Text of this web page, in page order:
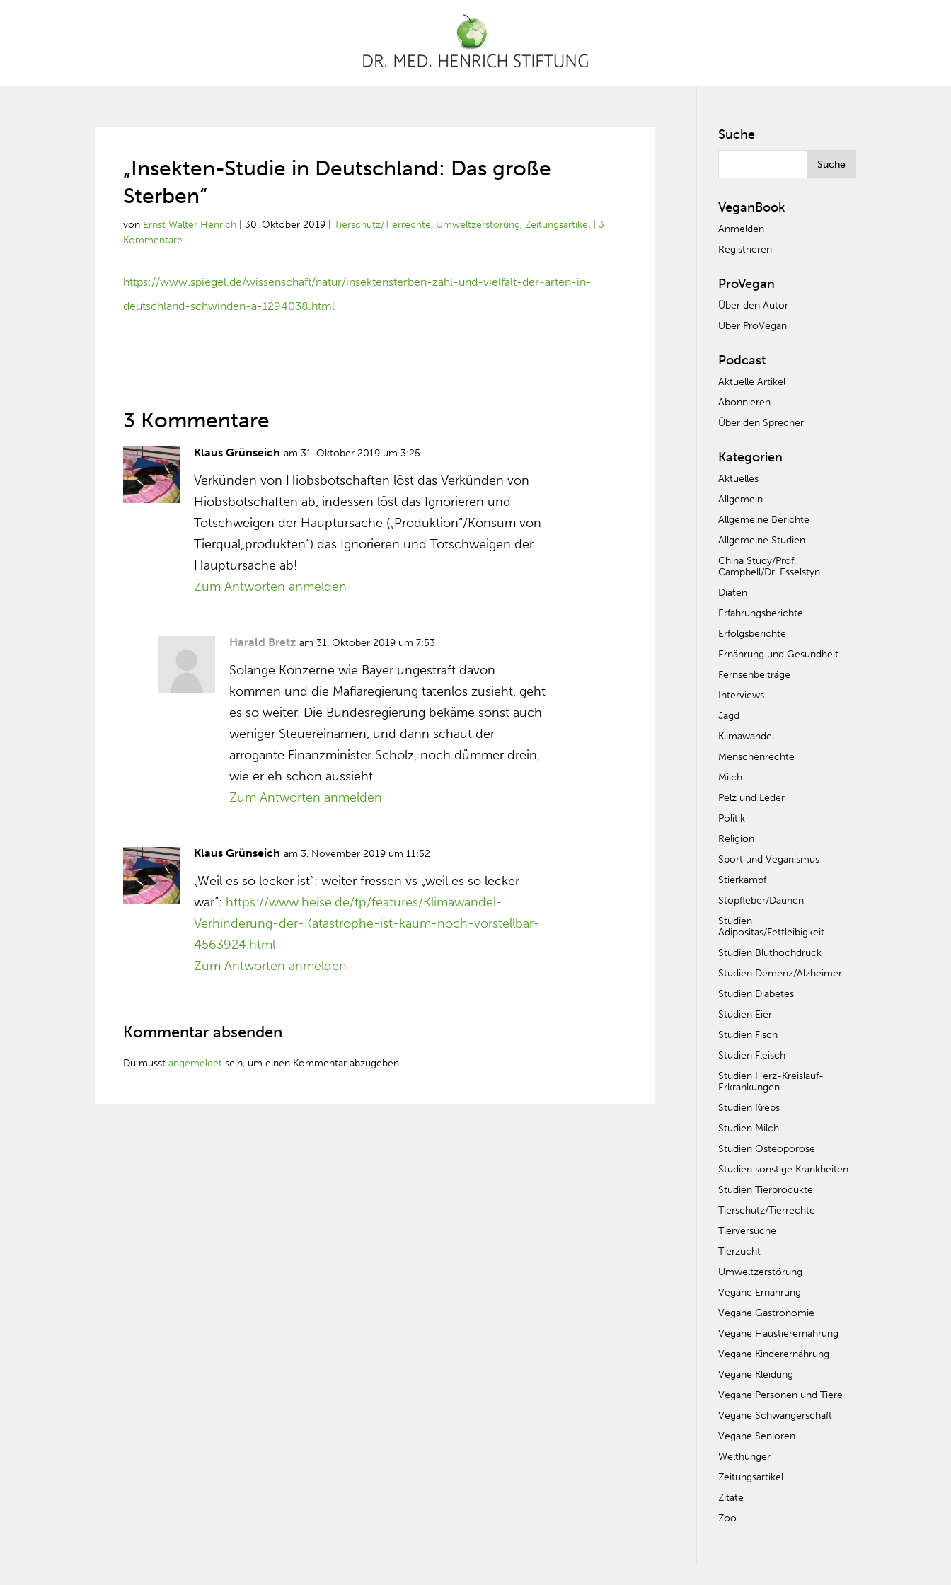
„Insekten-Studie in Deutschland: Das große
Sterben“
von Ernst Walter Henrich |30. Oktober 2019 |Tierschutz/Tierrechte, Umweltzerstörung,Zeitungsartikel |3
Kommentare
https://www.spiegel.de/wissenschaft/natur/insektensterben-zahl-und-vielfalt-der-arten-in-
deutschland-schwinden-a-1294038.html
3 Kommentare
Klaus Grünseich am 31. Oktober 2019 um 3:25
Verkünden von Hiobsbotschaften löst das Verkünden von
Hiobsbotschaften ab, indessen löst das Ignorieren und
Totschweigen der Hauptursache („Produktion“/Konsum von
Tierqual„produkten“) das Ignorieren und Totschweigen der
Hauptursache ab!
Zum Antworten anmelden
Harald Bretz am 31. Oktober 2019 um 7:53
Solange Konzerne wie Bayer ungestraft davon
kommen und die Mafiaregierung tatenlos zusieht, geht
es so weiter. Die Bundesregierung bekäme sonst auch
weniger Steuereinamen, und dann schaut der
arrogante Finanzminister Scholz, noch dümmer drein,
wie er eh schon aussieht.
Zum Antworten anmelden
Klaus Grünseich am 3. November 2019 um 11:52
„Weil es so lecker ist“: weiter fressen vs „weil es so lecker
war“: https://www.heise.de/tp/features/Klimawandel-
Verhinderung-der-Katastrophe-ist-kaum-noch-vorstellbar-
4563924.html
Zum Antworten anmelden
Kommentar absenden
Du musstangemeldet sein, um einen Kommentar abzugeben.
Suche
VeganBook
Anmelden
Registrieren
ProVegan
Über den Autor
Über ProVegan
Podcast
Aktuelle Artikel
Abonnieren
Über den Sprecher
Kategorien
Aktuelles
Allgemein
Allgemeine Berichte
Allgemeine Studien
China Study/Prof.
Campbell/Dr. Esselstyn
Diäten
Erfahrungsberichte
Erfolgsberichte
Ernährung und Gesundheit
Fernsehbeiträge
Interviews
Jagd
Klimawandel
Menschenrechte
Milch
Pelz und Leder
Politik
Religion
Sport und Veganismus
Stierkampf
Stopfleber/Daunen
Studien
Adipositas/Fettleibigkeit
Studien Bluthochdruck
Studien Demenz/Alzheimer
Studien Diabetes
Studien Eier
Studien Fisch
Studien Fleisch
Studien Herz-Kreislauf-
Erkrankungen
Studien Krebs
Studien Milch
Studien Osteoporose
Studien sonstige Krankheiten
Studien Tierprodukte
Tierschutz/Tierrechte
Tierversuche
Tierzucht
Umweltzerstörung
Vegane Ernährung
Vegane Gastronomie
Vegane Haustierernährung
Vegane Kinderernährung
Vegane Kleidung
Vegane Personen und Tiere
Vegane Schwangerschaft
Vegane Senioren
Welthunger
Zeitungsartikel
Zitate
Zoo